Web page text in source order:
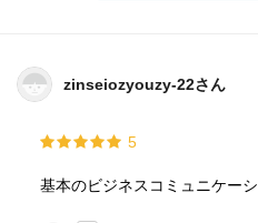
zinseiozyouzy-22さん
5
基本のビジネスコミュニケー